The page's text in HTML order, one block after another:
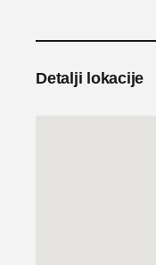
Detalji lokacije